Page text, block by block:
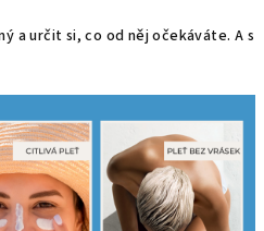
a určit si, co od něj očekáváte. A s